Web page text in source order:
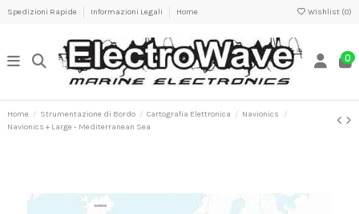
Spedizioni Rapide Informazioni Legali Home Wishlist (0)
0
Home Strumentazione di Bordo Cartografia Elettronica
Navionics
Navionics + Large - Mediterranean Sea